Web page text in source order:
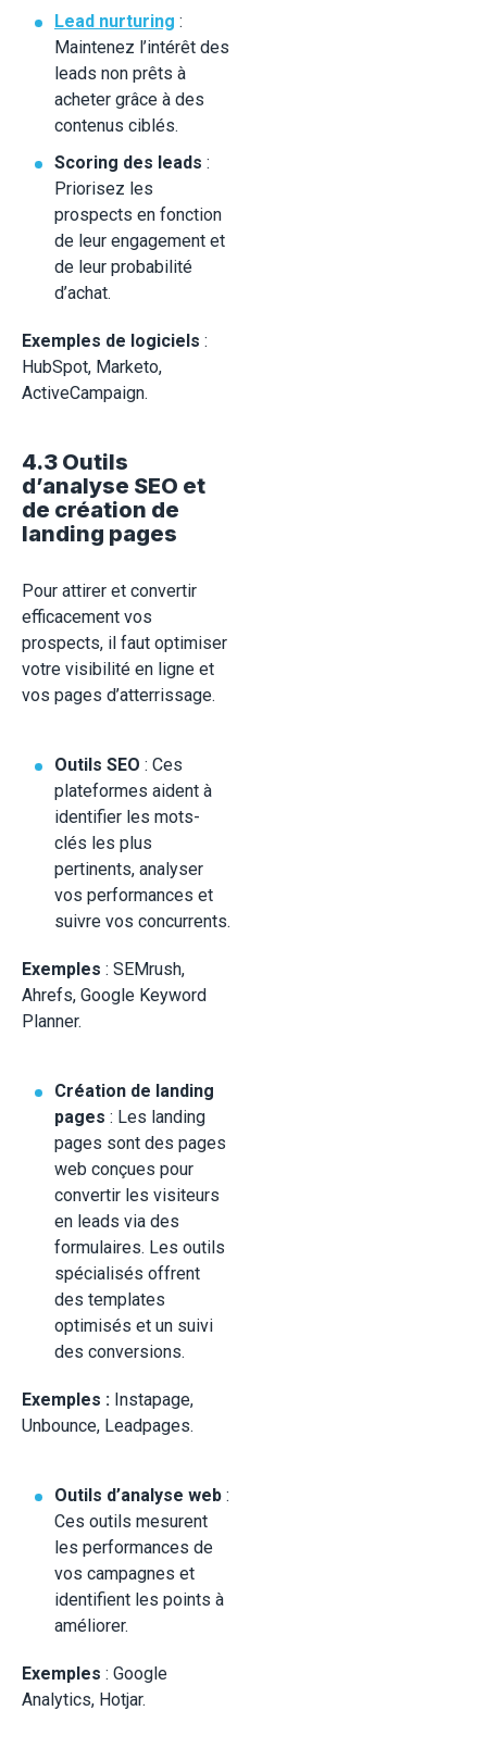
Lead nurturing :
Maintenez l’intérêt des
leads non prêts à
acheter grâce à des
contenus ciblés.
Scoring des leads :
Priorisez les
prospects en fonction
de leur engagement et
de leur probabilité
d’achat.
Exemples de logiciels :
HubSpot, Marketo,
ActiveCampaign.
4.3 Outils
d’analyse SEO et
de création de
landing pages
Pour attirer et convertir
efficacement vos
prospects, il faut optimiser
votre visibilité en ligne et
vos pages d’atterrissage.
Outils SEO : Ces
plateformes aident à
identifier les mots-
clés les plus
pertinents, analyser
vos performances et
suivre vos concurrents.
Exemples : SEMrush,
Ahrefs, Google Keyword
Planner.
Création de landing
pages : Les landing
pages sont des pages
web conçues pour
convertir les visiteurs
en leads via des
formulaires. Les outils
spécialisés offrent
des templates
optimisés et un suivi
des conversions.
Exemples : Instapage,
Unbounce, Leadpages.
Outils d’analyse web :
Ces outils mesurent
les performances de
vos campagnes et
identifient les points à
améliorer.
Exemples : Google
Analytics, Hotjar.